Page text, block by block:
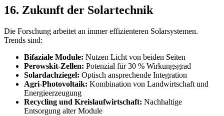
16. Zukunft der Solartechnik
Die Forschung arbeitet an immer effizienteren Solarsystemen.
Trends sind:
Bifaziale Module: Nutzen Licht von beiden Seiten
Perowskit-Zellen: Potenzial für 30 % Wirkungsgrad
Solardachziegel: Optisch ansprechende Integration
Agri-Photovoltaik: Kombination von Landwirtschaft und
Energieerzeugung
Recycling und Kreislaufwirtschaft: Nachhaltige
Entsorgung alter Module